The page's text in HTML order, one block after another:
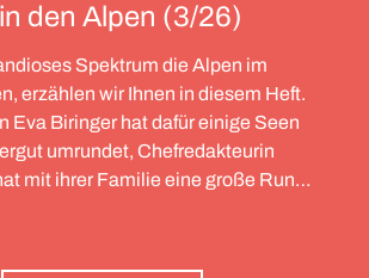
den Alpen (3/26)
Spektrum die Alpen im
erzählen wir Ihnen in diesem Heft.
Eva Biringer hat dafür einige Seen
umrundet, Chefredakteurin
mit ihrer Familie eine große Runde
viele Gipfel gegangen – von
Triest. Und die Redaktion hat